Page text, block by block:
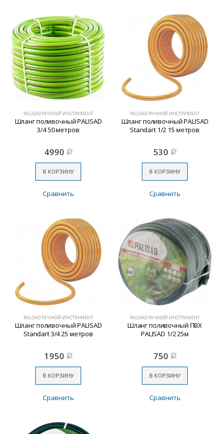
PALISAD РУЧНОЙ ИНСТРУМЕНТ
Шланг поливочный PALISAD
3/4 50 метров
4990 Р
В КОРЗИНУ
Сравнить
PALISAD РУЧНОЙ ИНСТРУМЕНТ
Шланг поливочный PALISAD
Standart 1/2 15 метров
530 Р
В КОРЗИНУ
Сравнить
PALISAD РУЧНОЙ ИНСТРУМЕНТ
Шланг поливочный PALISAD
Standart 3/4 25 метров
1950 Р
В КОРЗИНУ
Сравнить
PALISAD РУЧНОЙ ИНСТРУМЕНТ
Шланг поливочный ПВХ
PALISAD 1/2 25м
750 Р
В КОРЗИНУ
Сравнить